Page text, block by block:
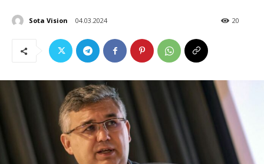
Sota Vision 04.03.2024 20